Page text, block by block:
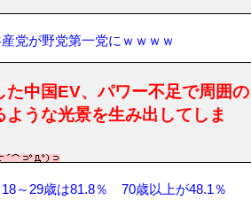
党が野党第一党にｗｗｗｗ
た中国EV、パワー不足で周囲の
うな光景を生み出してしま
～29歳は81.8％ 70歳以上が48.1％